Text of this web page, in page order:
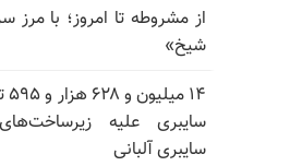
از مشروطه تا امروز؛ با
شیخ»
سایبری علیه
سایبری آلبانی